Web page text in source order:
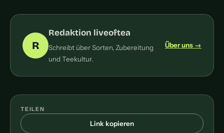
R
Redaktion liveoftea
Schreibt über Sorten, Zubereitung
und Teekultur.
Über uns →
TEILEN
Link kopieren